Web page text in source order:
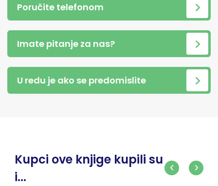
Poručite telefonom
Imate pitanje za nas?
U redu je ako se predomislite
Kupci ove knjige kupili su
i...